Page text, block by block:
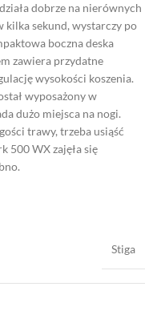
dobrze na nierównych
kilka sekund, wystarczy po
boczna deska
zawiera przydatne
wysokości koszenia.
wyposażony w
dużo miejsca na nogi.
trawy, trzeba usiąść
500 WX zajęła się
Stiga